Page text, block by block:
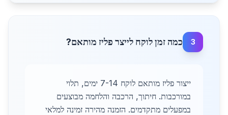
3 כמה זמן לוקח לייצר פליז מותאם?
ייצור פליז מותאם לוקח 7-14 ימים, תלוי
במורכבות. חיתוך, הרכבה והלחמה מבוצעים
במפעלים מתקדמים. הזמנה מהירה זמינה למלאי